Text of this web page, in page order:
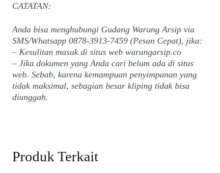
CATATAN:
Anda bisa menghubungi Gudang Warung Arsip via
SMS/Whatsapp 0878-3913-7459 (Pesan Cepat), jika:
– Kesulitan masuk di situs web warungarsip.co
– Jika dokumen yang Anda cari belum ada di situs
web. Sebab, karena kemampuan penyimpanan yang
tidak maksimal, sebagian besar kliping tidak bisa
diunggah.
Produk Terkait